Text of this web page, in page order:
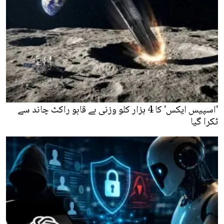
'اسپیس ایکس' کا 4 ہزار کلو وزنی بے قابو راکٹ چاند سے
ٹکرا گیا